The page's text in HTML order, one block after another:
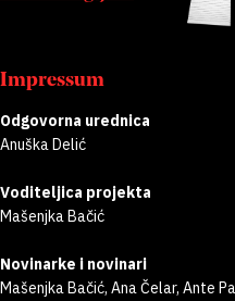
Impressum
Odgovorna urednica
Anuška Delić
Voditeljica projekta
Mašenjka Bačić
Novinarke i novinari
Mašenjka Bačić, Ana Čelar, Ante